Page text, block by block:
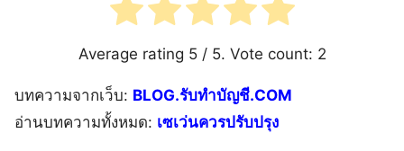
Average rating 5/ 5. Vote count: 2
บทความจากเว็บ: BLOG.รับทำบัญชี.COM
อ่านบทความทั้งหมด: เซเว่นควรปรับปรุง